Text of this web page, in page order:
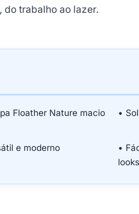
do trabalho ao lazer.
Floather Nature macio
•
e moderno
•
looks